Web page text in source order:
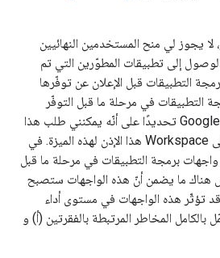
لا يجوز لي منح المستخدمين النهائيين
إلى تطبيقات المطوّرين التي تم
التطبيقات قبل الإعلان عن توفّرها
التطبيقات في مرحلة ما قبل التوفّر
للجمهور العام")، ما لم تنص Google تحديدًا على أنّه يمكنني طلب هذا
الإذن وأنّه تم منح حسابي على Workspace هذا الإذن لهذه الميزة. في
برمجة التطبيقات في مرحلة ما قبل
هناك ما يضمن أنّ هذه الواجهات ستصبح
تؤثّر هذه الواجهات في مستوى أداء
المخاطر المرتبطة بالفقرتين (أ) و